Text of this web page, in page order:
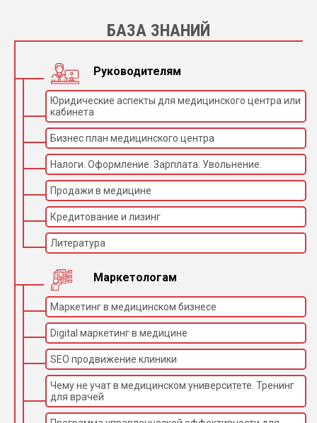
БАЗА ЗНАНИЙ
Руководителям
Юридические аспекты для медицинского центра или
кабинета
Бизнес план медицинского центра
Налоги. Оформление. Зарплата. Увольнение.
Продажи в медицине
Кредитование и лизинг
Литература
Маркетологам
Маркетинг в медицинском бизнесе
Digital маркетинг в медицине
SEO продвижение клиники
Чему не учат в медицинском университете. Тренинг
для врачей